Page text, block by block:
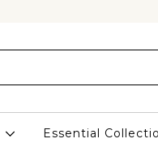
Essential